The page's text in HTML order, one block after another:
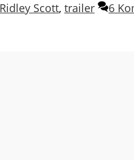
Ridley Scott, trailer 6